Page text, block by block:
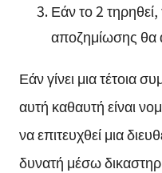
Εάν το 2
αποζημίωσης θα
Εάν γίνει μια τέτοια
αυτή καθαυτή είναι
να επιτευχθεί μια
δυνατή μέσω